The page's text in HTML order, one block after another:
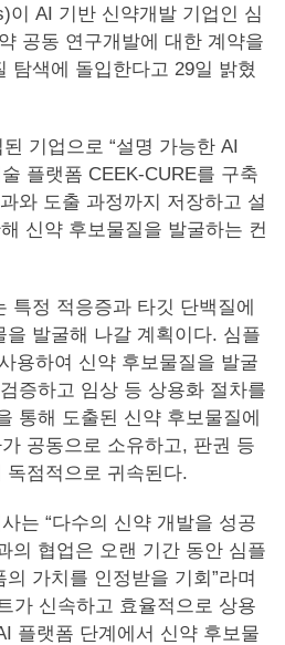
이 AI 기반 신약개발 기업인 심
공동 연구개발에 대한 계약을
탐색에 돌입한다고 29일 밝혔
기업으로 “설명 가능한 AI
플랫폼 CEEK-CURE를 구축
와 도출 과정까지 저장하고 설
신약 후보물질을 발굴하는 컨
특정 적응증과 타깃 단백질에
발굴해 나갈 계획이다. 심플
용하여 신약 후보물질을 발굴
증하고 임상 등 상용화 절차를
통해 도출된 신약 후보물질에
공동으로 소유하고, 판권 등
독점적으로 귀속된다.
는 “다수의 신약 개발을 성공
의 협업은 오랜 기간 동안 심플
가치를 인정받을 기회”라며
가 신속하고 효율적으로 상용
플랫폼 단계에서 신약 후보물